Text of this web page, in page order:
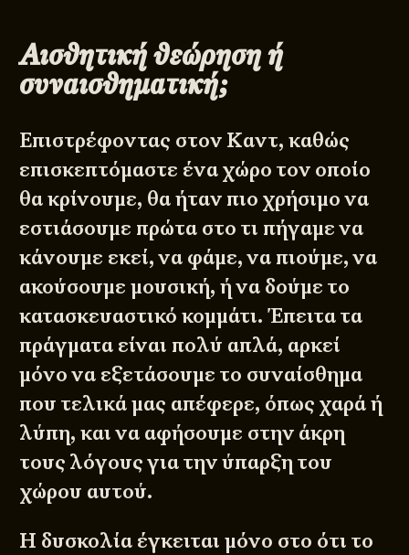
Αισθητική θεώρηση ή
συναισθηματική;
Επιστρέφοντας στον Καντ, καθώς
επισκεπτόμαστε ένα χώρο τον οποίο
θα κρίνουμε, θα ήταν πιο χρήσιμο να
εστιάσουμε πρώτα στο τι πήγαμε να
κάνουμε εκεί, να φάμε, να πιούμε, να
ακούσουμε μουσική, ή να δούμε το
κατασκευαστικό κομμάτι. Έπειτα τα
πράγματα είναι πολύ απλά, αρκεί
μόνο να εξετάσουμε το συναίσθημα
που τελικά μας απέφερε, όπως χαρά ή
λύπη, και να αφήσουμε στην άκρη
τους λόγους για την ύπαρξη του
χώρου αυτού.
Η δυσκολία έγκειται μόνο στο ότι το